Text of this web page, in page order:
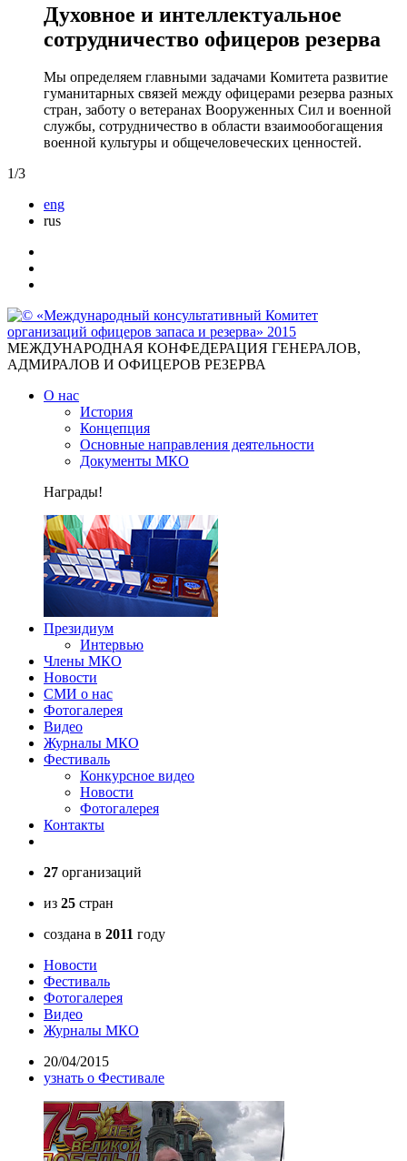
Духовное и интеллектуальное
сотрудничество офицеров резерва
Мы определяем главными задачами Комитета развитие
гуманитарных связей между офицерами резерва разных
стран, заботу о ветеранах Вооруженных Сил и военной
службы, сотрудничество в области взаимообогащения
военной культуры и общечеловеческих ценностей.
1/3
eng
rus
МЕЖДУНАРОДНАЯ КОНФЕДЕРАЦИЯ ГЕНЕРАЛОВ,
АДМИРАЛОВ И ОФИЦЕРОВ РЕЗЕРВА
О нас
История
Концепция
Основные направления деятельности
Документы МКО
Награды!
Президиум
Интервью
Члены МКО
Новости
СМИ о нас
Фотогалерея
Видео
Журналы МКО
Фестиваль
Конкурсное видео
Новости
Фотогалерея
Контакты
27 организаций
из 25 стран
создана в 2011 году
Новости
Фестиваль
Фотогалерея
Видео
Журналы МКО
20/04/2015
узнать о Фестивале